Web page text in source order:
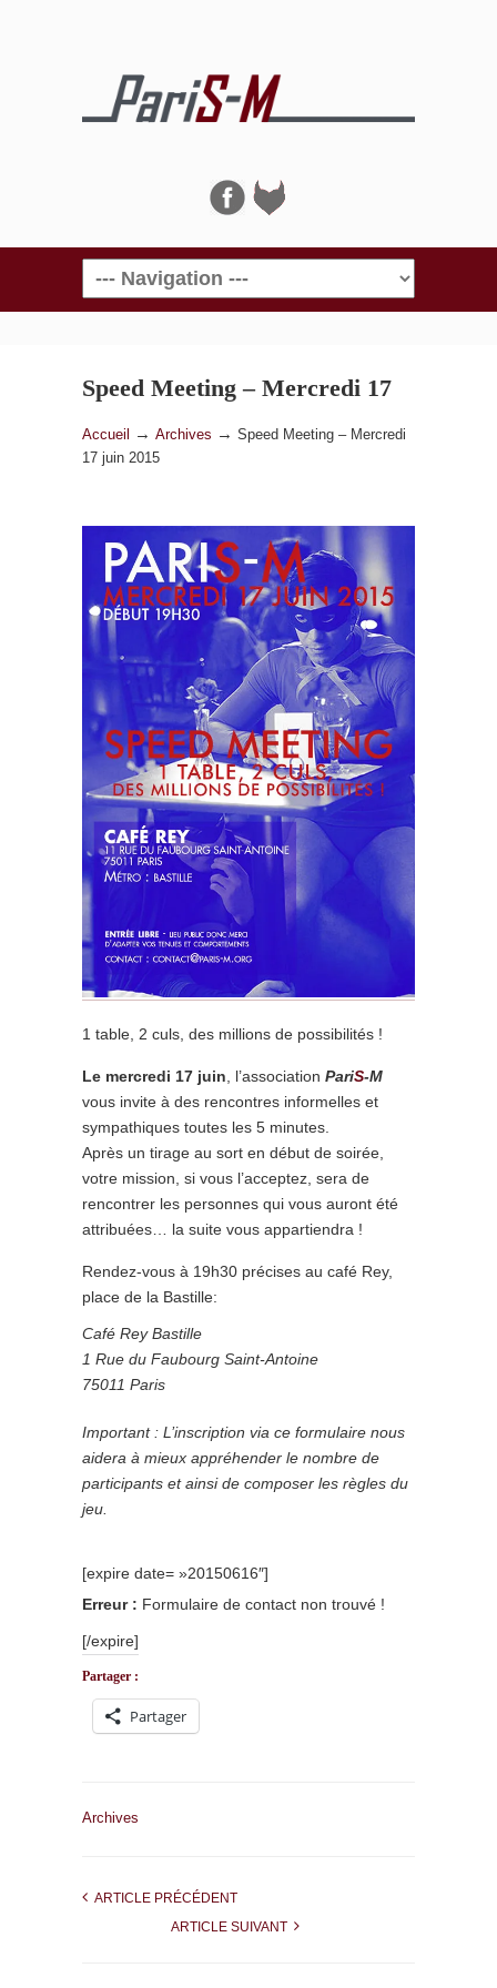
Navigation
Speed Meeting – Mercredi 17
juin 2015
Accueil → Archives → Speed Meeting – Mercredi
17 juin 2015
1 table, 2 culs, des millions de possibilités !
Le mercredi 17 juin , l’association PariS-M
vous invite à des rencontres informelles et
sympathiques toutes les 5 minutes.
Après un tirage au sort en début de soirée,
votre mission, si vous l’acceptez, sera de
rencontrer les personnes qui vous auront été
attribuées… la suite vous appartiendra !
Rendez-vous à 19h30 précises au café Rey,
place de la Bastille:
Café Rey Bastille
1 Rue du Faubourg Saint-Antoine
75011 Paris
Important : L’inscription via ce formulaire nous
aidera à mieux appréhender le nombre de
participants et ainsi de composer les règles du
jeu.
[expire date= »20150616″]
Erreur : Formulaire de contact non trouvé !
[/expire]
Partager :
Partager
Archives
ARTICLE PRÉCÉDENT
ARTICLE SUIVANT